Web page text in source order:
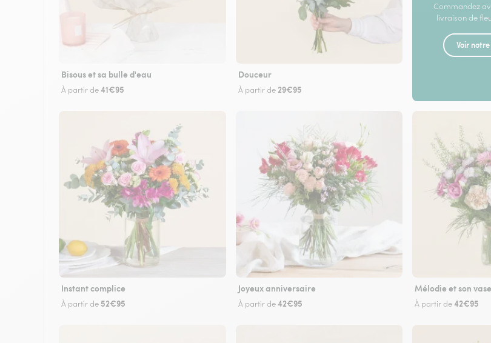
Bisous et sa bulle d'eau
À partir de41€95
Douceur
À partir de 29€95
Commandez
livraison de
Voir
Instant complice
À partir de 52€95
Joyeux anniversaire
À partir de42€95
Mélodie et son
À partir de42€95